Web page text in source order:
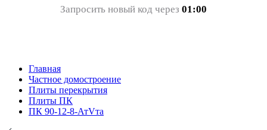
Запросить новый код через 01:00
Главная
Частное домостроение
Плиты перекрытия
Плиты ПК
ПК 90-12-8-АтVта